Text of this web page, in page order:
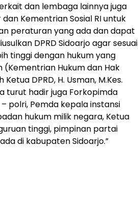
dan lembaga lainnya juga
Kementrian Sosial RI untuk
peraturan yang ada dan dapat
DPRD Sidoarjo agar sesuai
tinggi dengan hukum yang
Hukum dan Hak
DPRD, H. Usman, M.Kes.
turut hadir juga Forkopimda
– polri, Pemda kepala instansi
hukum milik negara, Ketua
tinggi, pimpinan partai
di kabupaten Sidoarjo.”